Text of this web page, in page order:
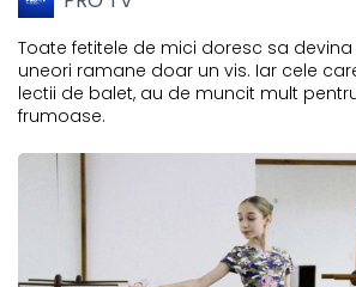
Toate fetitele de mici doresc sa
uneori ramane doar un vis. Iar cele
lectii de balet, au de muncit mult
frumoase.